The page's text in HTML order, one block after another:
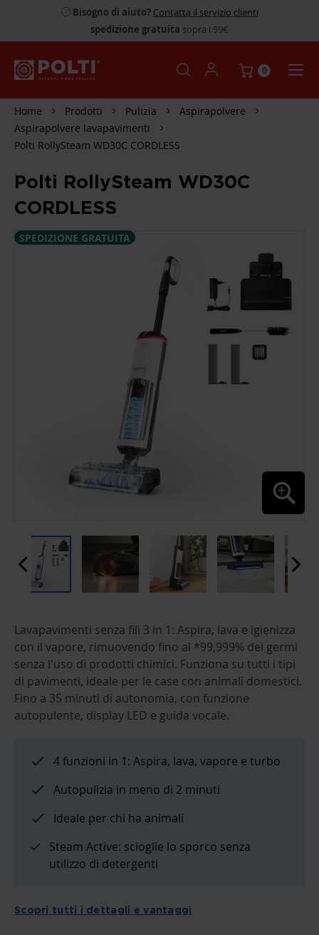
Bisogno di aiuto? Contatta il servizio clienti
spedizione gratuita sopra i 99€
0
Home Prodotti Pulizia
Aspirapolvere
Aspirapolvere lavapavimenti
Polti RollySteam WD30C CORDLESS
Polti RollySteam WD30C
CORDLESS
SKIP
SPEDIZIONE GRATUITA
TO
THE
BEGINNING
OF
THE
IMAGES
GALLERY
Lavapavimenti senza fili 3 in 1: Aspira, lava e igienizza
con il vapore, rimuovendo fino al *99,999% dei germi
senza l'uso di prodotti chimici. Funziona su tutti i tipi
di pavimenti, ideale per le case con animali domestici.
Fino a 35 minuti di autonomia, con funzione
autopulente, display LED e guida vocale.
4 funzioni in 1: Aspira, lava, vapore e turbo
Autopulizia in meno di 2 minuti
Ideale per chi ha animali
Steam Active: scioglie lo sporco senza
utilizzo di detergenti
Scopri tutti i dettagli e vantaggi